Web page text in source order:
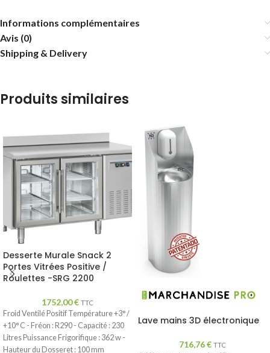
Informations complémentaires
Avis (0)
Shipping & Delivery
Produits similaires
Desserte Murale Snack 2
Portes Vitrées Positive /
Roulettes -SRG 2200
1752,00€ TTC
Froid Ventilé Positif Température +3° /
+10° C - Fréon : R290 - Capacité : 230
Litres Puissance Frigorifique : 362 w -
Hauteur du Dosseret : 100 mm
Lave mains 3D électronique
716,76€ TTC